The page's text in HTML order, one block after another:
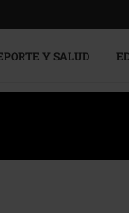
Y SALUD